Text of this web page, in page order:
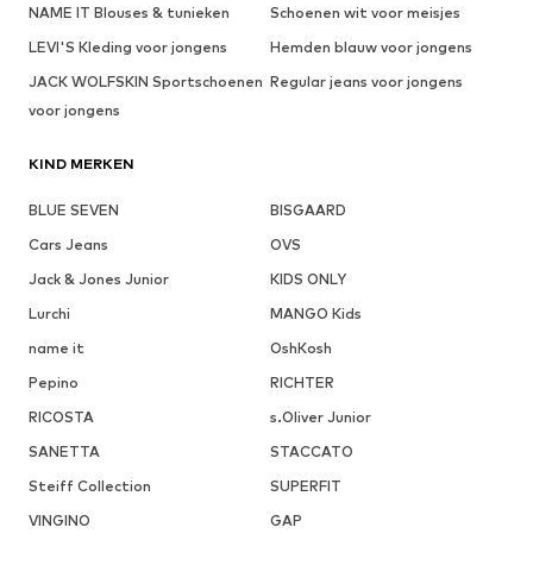
NAME IT Blouses & tunieken
Schoenen wit voor meisjes
LEVI'S Kleding voor jongens
Hemden blauw voor jongens
JACK WOLFSKIN Sportschoenen
voor jongens
Regular jeans voor jongens
KIND MERKEN
BLUE SEVEN
BISGAARD
Cars Jeans
OVS
Jack & Jones Junior
KIDS ONLY
Lurchi
MANGO Kids
name it
OshKosh
Pepino
RICHTER
RICOSTA
s.Oliver Junior
SANETTA
STACCATO
Steiff Collection
SUPERFIT
VINGINO
GAP